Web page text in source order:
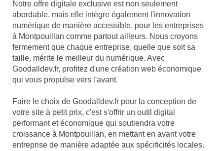
Notre offre digitale exclusive est non seulement
abordable, mais elle intègre également l'innovation
numérique de manière accessible, pour les entreprises
à Montpouillan comme partout ailleurs. Nous croyons
fermement que chaque entreprise, quelle que soit sa
taille, mérite le meilleur du numérique. Avec
Goodalldev.fr, profitez d'une création web économique
qui vous propulse vers l'avant.
Faire le choix de Goodalldev.fr pour la conception de
votre site à petit prix, c'est s'offrir un outil digital
performant et économique qui soutiendra votre
croissance à Montpouillan, en mettant en avant votre
entreprise de manière adaptée aux spécificités locales.